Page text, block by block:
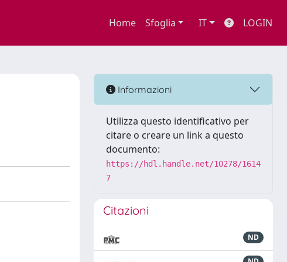
Home Sfoglia IT LOGIN
Informazioni
Utilizza questo identificativo per
citare o creare un link a questo
documento:
https://hdl.handle.net/10278/1614
7
Citazioni
ND